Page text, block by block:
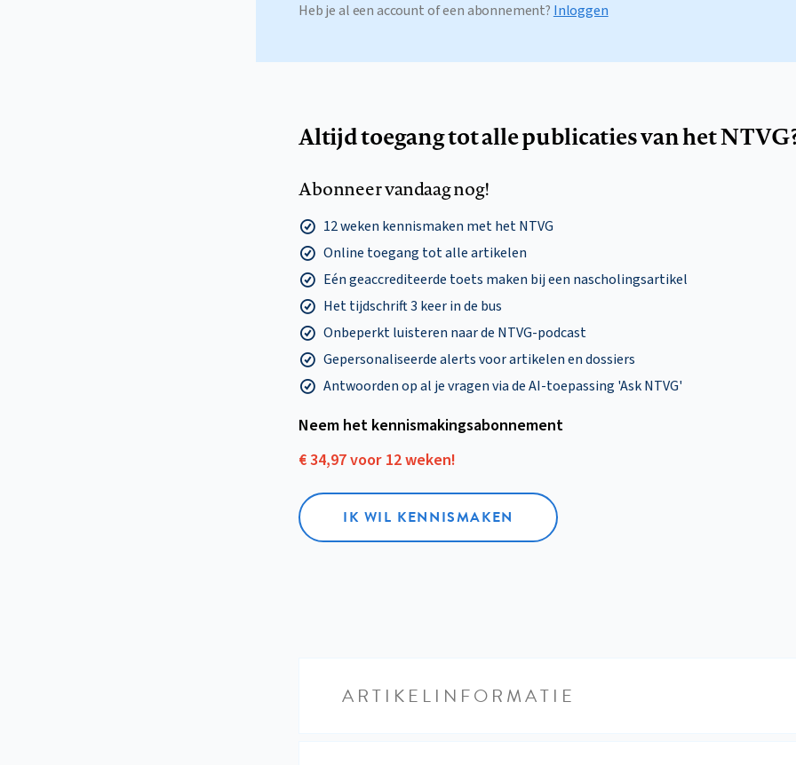
Heb je al een account of een abonnement? Inloggen
Altijd toegang tot alle publicaties van het
Abonneer vandaag nog!
12 weken kennismaken met het NTVG
Online toegang tot alle artikelen
Eén geaccrediteerde toets maken bij een nascholingsartikel
Het tijdschrift 3 keer in de bus
Onbeperkt luisteren naar de NTVG-podcast
Gepersonaliseerde alerts voor artikelen en dossiers
Antwoorden op al je vragen via de AI-toepassing 'Ask NTVG'
Neem het kennismakings­abonnement
€ 34,97 voor 12 weken!
IK WIL KENNISMAKEN
ARTIKELINFORMATIE